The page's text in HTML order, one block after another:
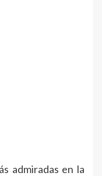
admiradas en la